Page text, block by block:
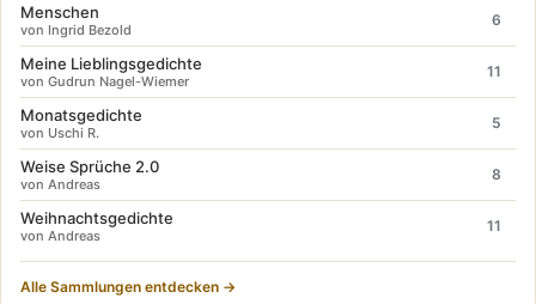
Menschen
von Ingrid Bezold
6
Meine Lieblingsgedichte
von Gudrun Nagel-Wiemer
11
Monatsgedichte
von Uschi R.
5
Weise Sprüche 2.0
von Andreas
8
Weihnachtsgedichte
von Andreas
11
Alle Sammlungen entdecken →